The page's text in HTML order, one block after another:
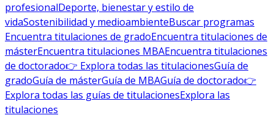
profesionalDeporte, bienestar y estilo de
vidaSostenibilidad y medioambienteBuscar programas
Encuentra titulaciones de gradoEncuentra titulaciones de
másterEncuentra titulaciones MBAEncuentra titulaciones
de doctorado👉 Explora todas las titulacionesGuía de
gradoGuía de másterGuía de MBAGuía de doctorado👉
Explora todas las guías de titulacionesExplora las
titulaciones